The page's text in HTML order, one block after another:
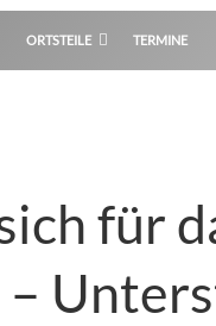
ORTSTEILE TERMINE
für